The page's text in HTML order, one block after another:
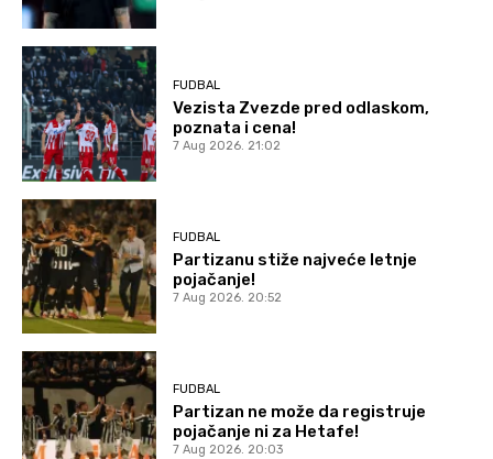
FUDBAL
Vezista Zvezde pred odlaskom,
poznata i cena!
7 Aug 2026. 21:02
FUDBAL
Partizanu stiže najveće letnje
pojačanje!
7 Aug 2026. 20:52
FUDBAL
Partizan ne može da registruje
pojačanje ni za Hetafe!
7 Aug 2026. 20:03